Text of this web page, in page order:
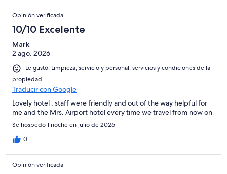
Opinión verificada
10/10 Excelente
Mark
2 ago. 2026
Le gustó: Limpieza, servicio y personal, servicios y condiciones de la
propiedad
Traducir con Google
Lovely hotel , staff were friendly and out of the way helpful for
me and the Mrs. Airport hotel every time we travel from now on
Se hospedó 1 noche en julio de 2026
0
Opinión verificada